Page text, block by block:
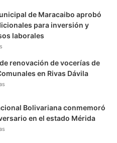
de Maracaibo aprobó
para inversión y
laborales
renovación de vocerías de
en Rivas Dávila
Bolivariana conmemoró
en el estado Mérida